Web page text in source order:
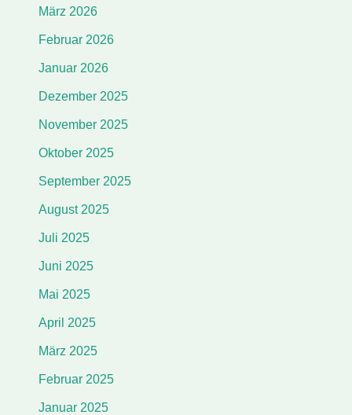
März 2026
Februar 2026
Januar 2026
Dezember 2025
November 2025
Oktober 2025
September 2025
August 2025
Juli 2025
Juni 2025
Mai 2025
April 2025
März 2025
Februar 2025
Januar 2025